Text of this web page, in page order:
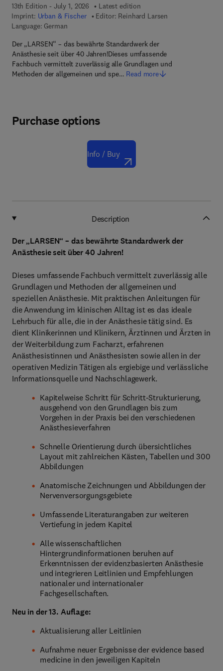
13th Edition - July 1, 2026
Latest edition
Imprint: Urban & Fischer Editor: Reinhard Larsen
Language: German
Der „LARSEN“ – das bewährte Standardwerk der
Anästhesie seit über 40 Jahren!Dieses umfassende
Fachbuch vermittelt zuverlässig alle Grundlagen und
Methoden der allgemeinen und spe… Read more
Purchase options
Info / Buy
Description
Der „LARSEN“ – das bewährte Standardwerk der
Anästhesie seit über 40 Jahren!
Dieses umfassende Fachbuch vermittelt zuverlässig alle
Grundlagen und Methoden der allgemeinen und
speziellen Anästhesie. Mit praktischen Anleitungen für
die Anwendung im klinischen Alltag ist es das ideale
Lehrbuch für alle, die in der Anästhesie tätig sind. Es
dient Klinikerinnen und Klinikern, Ärztinnen und Ärzten in
der Weiterbildung zum Facharzt, erfahrenen
Anästhesistinnen und Anästhesisten sowie allen in der
operativen Medizin Tätigen als ergiebige und verlässliche
Informationsquelle und Nachschlagewerk.
Kapitelweise Schritt für Schritt-Strukturierung,
ausgehend von den Grundlagen bis zum
Vorgehen in der Praxis bei den verschiedenen
Anästhesieverfahren
Schnelle Orientierung durch übersichtliches
Layout mit zahlreichen Kästen, Tabellen und 300
Abbildungen
Anatomische Zeichnungen und Abbildungen der
Nervenversorgungsgebiete
Umfassende Literaturangaben zur weiteren
Vertiefung in jedem Kapitel
Alle wissenschaftlichen
Hintergrundinformationen beruhen auf
Erkenntnissen der evidenzbasierten Anästhesie
und integrieren Leitlinien und Empfehlungen
nationaler und internationaler
Fachgesellschaften.
Neu in der 13. Auflage:
Aktualisierung aller Leitlinien
Aufnahme neuer Ergebnisse der evidence based
medicine in den jeweiligen Kapiteln